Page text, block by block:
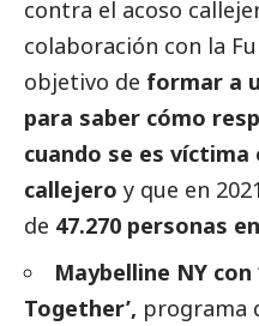
contra el acoso
colaboración con la
objetivo de formar a
para saber cómo
cuando se es
callejero y que en
de 47.270 personas
Maybelline NY con
Together’, programa